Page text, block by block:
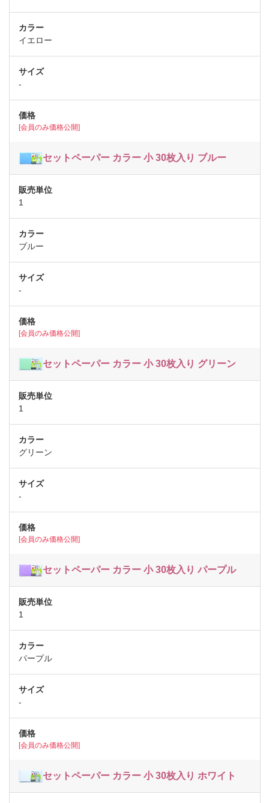
イエロー
-
[会員のみ価格公開]
セットペーパー カラー 小 30枚入り ブルー
1
ブルー
-
[会員のみ価格公開]
セットペーパー カラー 小 30枚入り グリーン
1
グリーン
-
[会員のみ価格公開]
セットペーパー カラー 小 30枚入り パープル
1
パープル
-
[会員のみ価格公開]
セットペーパー カラー 小 30枚入り ホワイト